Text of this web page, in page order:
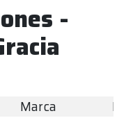
-
Marca